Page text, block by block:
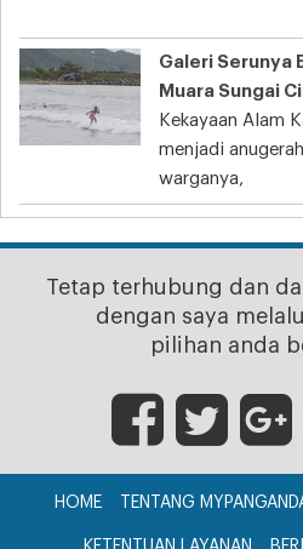
Galeri Serunya
Muara Sungai
Kekayaan Alam
menjadi
warganya,
Tetap terhubung dan
dengan saya
pilihan anda
HOME TENTANG